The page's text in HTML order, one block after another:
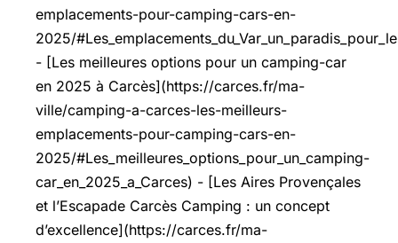
emplacements-pour-camping-cars-en-
2025/
- [Les meilleures options pour un camping-car
en 2025 à Carcès](https://carces.fr/ma-
ville/camping-a-carces-les-meilleurs-
emplacements-pour-camping-cars-en-
2025/#Les_meilleures_options_pour_un_camping-
car_en_2025_a_Carces) - [Les Aires Provençales
et l’Escapade Carcès Camping : un concept
d’excellence](https://carces.fr/ma-